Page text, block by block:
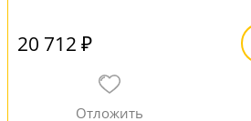
20 712 ₽